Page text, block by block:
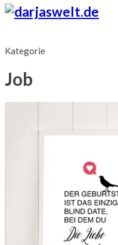
Kategorie
Job